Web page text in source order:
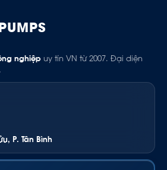
nghiệp uy tín VN từ 2007. Đại diện
.
P. Tân Bình